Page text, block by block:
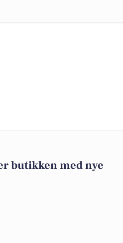
butikken med nye